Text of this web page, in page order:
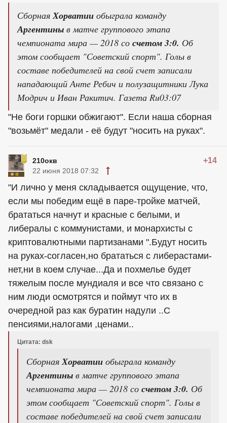
СборнаяХорватии обыграла команду
Аргентины в матче группового этапа
чемпионата мира — 2018 со счетом 3:0. Об
этом сообщает "Советский спорт". Голы в
составе победителей на свой счет записали
нападающий Анте Ребич и полузащитники Лука
Модрич и Иван Ракитич. Газета Ru03:07
"Не боги горшки обжигают". Если наша сборная
"возьмёт" медали - её будут "носить на руках".
210окв +14
22 июня 2018 07:32
"И лично у меня складывается ощущение, что,
если мы победим ещё в паре-тройке матчей,
брататься начнут и красные с белыми, и
либералы с коммунистами, и монархисты с
криптовалютными партизанами ".Будут носить
на руках-согласен,но брататься с либерастами-
нет,ни в коем случае...Да и похмелье будет
тяжелым после мундиаля и все что связано с
ним люди осмотрятся и поймут что их в
очередной раз как буратин надули ..С
пенсиями,налогами ,ценами..
Цитата: dsk
СборнаяХорватии обыграла команду
Аргентины в матче группового этапа
чемпионата мира — 2018 со счетом 3:0. Об
этом сообщает "Советский спорт". Голы в
составе победителей на свой счет записали